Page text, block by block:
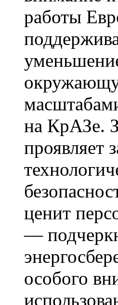
работы
на КрАЗе.
проявляет
ценит
—
особого